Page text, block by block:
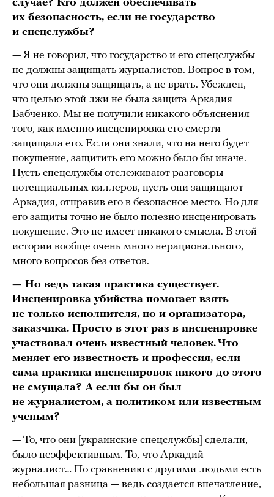
случае? Кто должен обеспечивать
их безопасность, если не государство
и спецслужбы?
— Я не говорил, что государство и его спецслужбы
не должны защищать журналистов. Вопрос в том,
что они должны защищать, а не врать. Убежден,
что целью этой лжи не была защита Аркадия
Бабченко. Мы не получили никакого объяснения
того, как именно инсценировка его смерти
защищала его. Если они знали, что на него будет
покушение, защитить его можно было бы иначе.
Пусть спецслужбы отслеживают разговоры
потенциальных киллеров, пусть они защищают
Аркадия, отправив его в безопасное место. Но для
его защиты точно не было полезно инсценировать
покушение. Это не имеет никакого смысла. В этой
истории вообще очень много нерационального,
много вопросов без ответов.
— Но ведь такая практика существует.
Инсценировка убийства помогает взять
не только исполнителя, но и организатора,
заказчика. Просто в этот раз в инсценировке
участвовал очень известный человек. Что
меняет его известность и профессия, если
сама практика инсценировок никого до этого
не смущала? А если бы он был
не журналистом, а политиком или известным
ученым?
— То, что они [украинские спецслужбы] сделали,
было неэффективным. То, что Аркадий —
журналист… По сравнению с другими людьми есть
небольшая разница — ведь создается впечатление,